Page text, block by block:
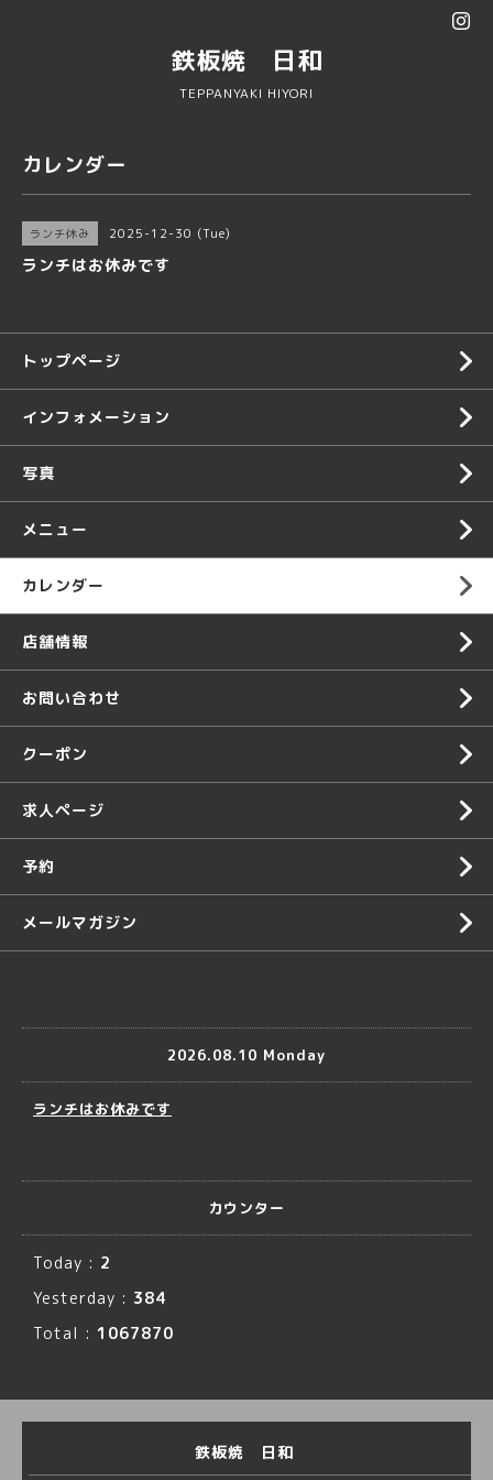
鉄板焼 日和
TEPPANYAKI HIYORI
カレンダー
ランチ休み 2025-12-30 (Tue)
ランチはお休みです
トップページ
インフォメーション
写真
メニュー
カレンダー
店舗情報
お問い合わせ
クーポン
求人ページ
予約
メールマガジン
2026.08.10 Monday
ランチはお休みです
カウンター
Today : 2
Yesterday : 384
Total : 1067870
鉄板焼 日和